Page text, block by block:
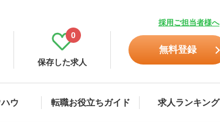
採用ご担当者様へ
保存した求人
0
無料登録
ウ 転職お役立ちガイド 求人ランキング